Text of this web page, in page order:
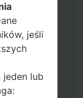
i aplikacje.
do
wszystkie
zasilania,
i klawisz
jeśli
lub